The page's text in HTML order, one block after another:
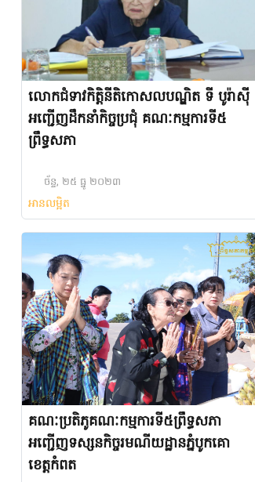
លោកជំទាវកិតិ្តនីតិកោសលបណ្ឌិត ទី បូរ៉ាស៊ី
អញ្ជើញដឹកនាំកិច្ចប្រជុំ គណៈកម្មការទី៥
ព្រឹទ្ធសភា
ច័ន្ទ, ២៥ ធ្នូ ២០២៣
អានលម្អិត
គណៈប្រតិភូគណៈកម្មការទី៥ព្រឹទ្ធសភា
អញ្ជើញទស្សនកិច្ចរមណីយដ្ឋានភ្នំបូកគោ
ខេត្តកំពត